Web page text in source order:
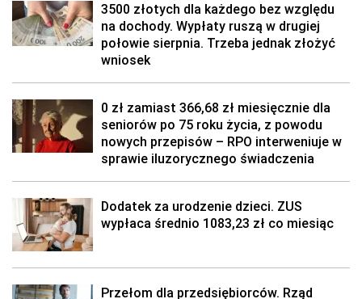
3500 złotych dla każdego bez względu
na dochody. Wypłaty ruszą w drugiej
połowie sierpnia. Trzeba jednak złożyć
wniosek
0 zł zamiast 366,68 zł miesięcznie dla
seniorów po 75 roku życia, z powodu
nowych przepisów – RPO interweniuje w
sprawie iluzorycznego świadczenia
Dodatek za urodzenie dzieci. ZUS
wypłaca średnio 1083,23 zł co miesiąc
Przełom dla przedsiębiorców. Rząd